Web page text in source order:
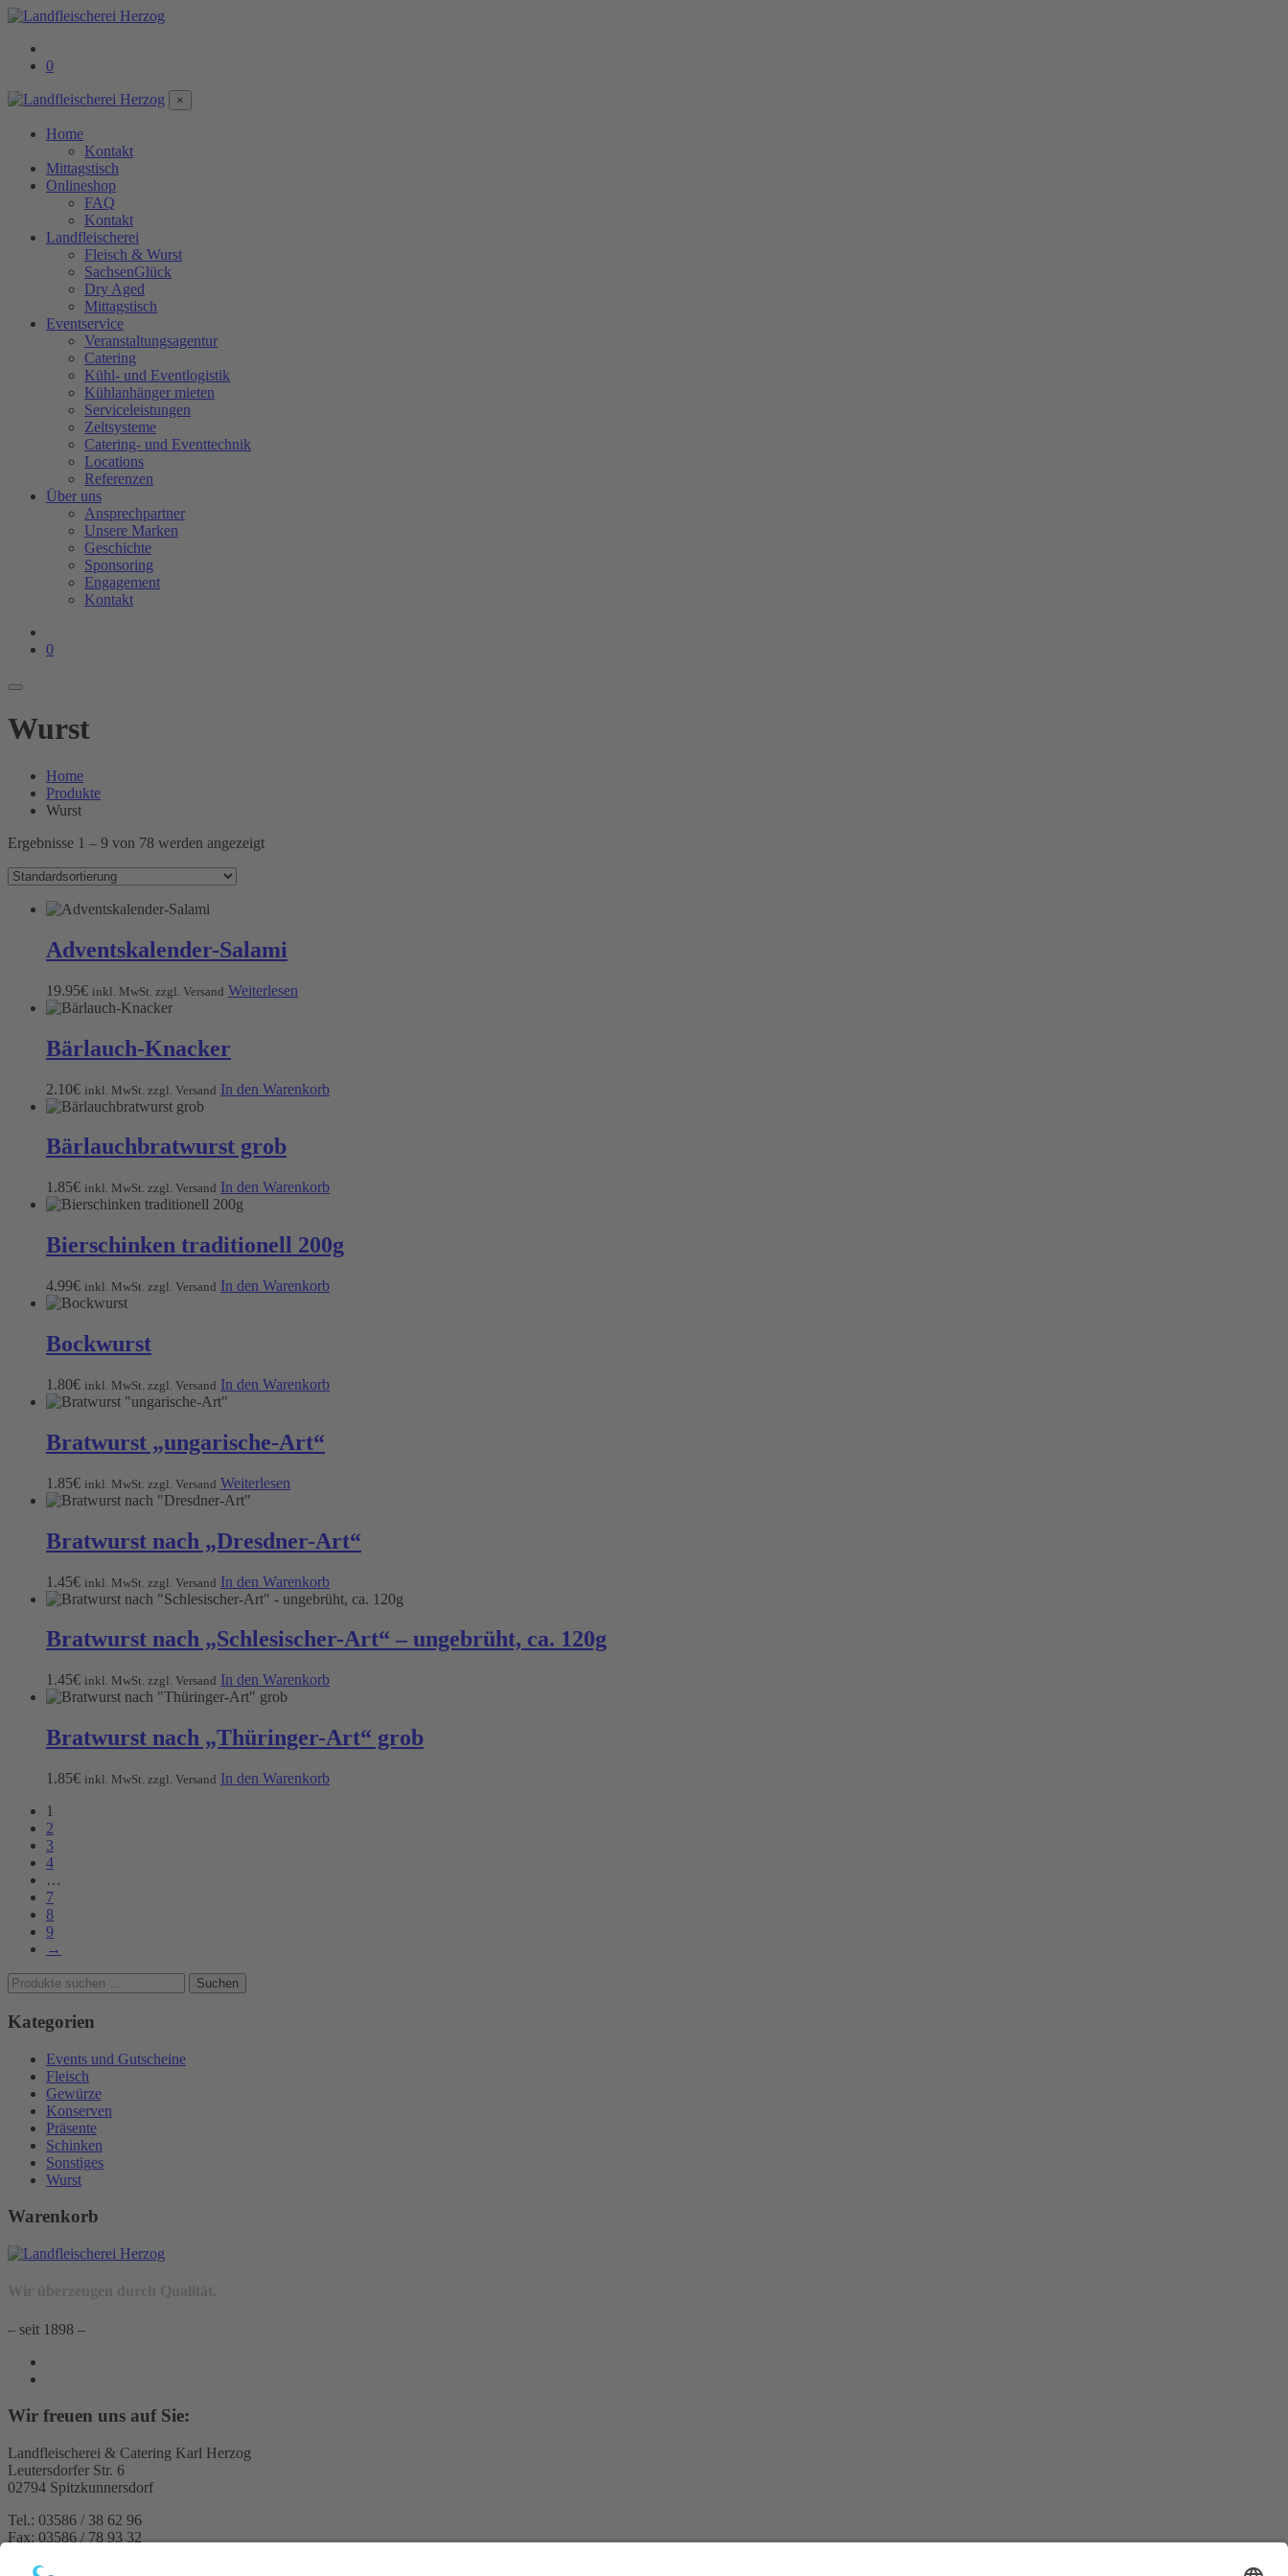
0
×
Home
Kontakt
Mittagstisch
Onlineshop
FAQ
Kontakt
Landfleischerei
Fleisch & Wurst
SachsenGlück
Dry Aged
Mittagstisch
Eventservice
Veranstaltungsagentur
Catering
Kühl- und Eventlogistik
Kühlanhänger mieten
Serviceleistungen
Zeltsysteme
Catering- und Eventtechnik
Locations
Referenzen
Über uns
Ansprechpartner
Unsere Marken
Geschichte
Sponsoring
Engagement
Kontakt
0
Wurst
Home
Produkte
Wurst
Ergebnisse 1 – 9 von 78 werden angezeigt
Adventskalender-Salami
19.95€ inkl. MwSt. zzgl. Versand Weiterlesen
Bärlauch-Knacker
2.10€ inkl. MwSt. zzgl. Versand In den Warenkorb
Bärlauchbratwurst grob
1.85€ inkl. MwSt. zzgl. Versand In den Warenkorb
Bierschinken traditionell 200g
4.99€ inkl. MwSt. zzgl. Versand In den Warenkorb
Bockwurst
1.80€ inkl. MwSt. zzgl. Versand In den Warenkorb
Bratwurst „ungarische-Art“
1.85€ inkl. MwSt. zzgl. Versand Weiterlesen
Bratwurst nach „Dresdner-Art“
1.45€ inkl. MwSt. zzgl. Versand In den Warenkorb
Bratwurst nach „Schlesischer-Art“ – ungebrüht, ca. 120g
1.45€ inkl. MwSt. zzgl. Versand In den Warenkorb
Bratwurst nach „Thüringer-Art“ grob
1.85€ inkl. MwSt. zzgl. Versand In den Warenkorb
1
2
3
4
…
7
8
9
→
Suchen
nach:
Suchen
Kategorien
Events und Gutscheine
Fleisch
Gewürze
Konserven
Präsente
Schinken
Sonstiges
Wurst
Warenkorb
– seit 1898 –
Wir freuen uns auf Sie:
Landfleischerei & Catering Karl Herzog
Leutersdorfer Str. 6
02794 Spitzkunnersdorf
Tel.: 03586 / 38 62 96
Fax: 03586 / 78 93 32